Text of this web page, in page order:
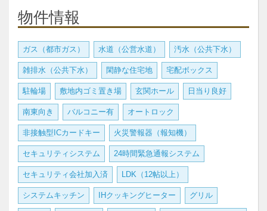
物件情報
ガス（都市ガス） 水道（公営水道） 汚水（公共下水）
雑排水（公共下水） 閑静な住宅地 宅配ボックス
駐輪場 敷地内ゴミ置き場 玄関ホール 日当り良好
南東向き バルコニー有 オートロック
非接触型ICカードキー 火災警報器（報知機）
セキュリティシステム 24時間緊急通報システム
セキュリティ会社加入済 LDK（12帖以上）
システムキッチン IHクッキングヒーター グリル